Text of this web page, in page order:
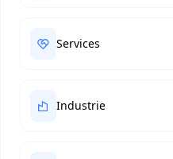
Services
Industrie